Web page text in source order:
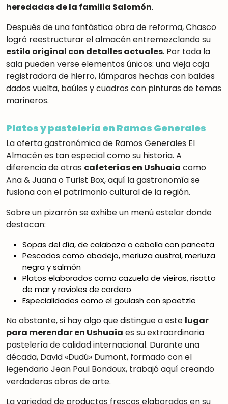
heredadas de la familia Salomón.
Después de una fantástica obra de reforma, Chasco
logró reestructurar el almacén entremezclando su
estilo original con detalles actuales. Por toda la
sala pueden verse elementos únicos: una vieja caja
registradora de hierro, lámparas hechas con baldes
dados vuelta, baúles y cuadros con pinturas de temas
marineros.
Platos y pastelería en Ramos Generales
La oferta gastronómica de Ramos Generales El
Almacén es tan especial como su historia. A
diferencia de otras cafeterías en Ushuaia como
Ana & Juana o Turist Box, aquí la gastronomía se
fusiona con el patrimonio cultural de la región.
Sobre un pizarrón se exhibe un menú estelar donde
destacan:
Sopas del día, de calabaza o cebolla con panceta
Pescados como abadejo, merluza austral, merluza
negra y salmón
Platos elaborados como cazuela de vieiras, risotto
de mar y ravioles de cordero
Especialidades como el goulash con spaetzle
No obstante, si hay algo que distingue a este lugar
para merendar en Ushuaia es su extraordinaria
pastelería de calidad internacional. Durante una
década, David «Dudú» Dumont, formado con el
legendario Jean Paul Bondoux, trabajó aquí creando
verdaderas obras de arte.
La variedad de productos frescos elaborados en su